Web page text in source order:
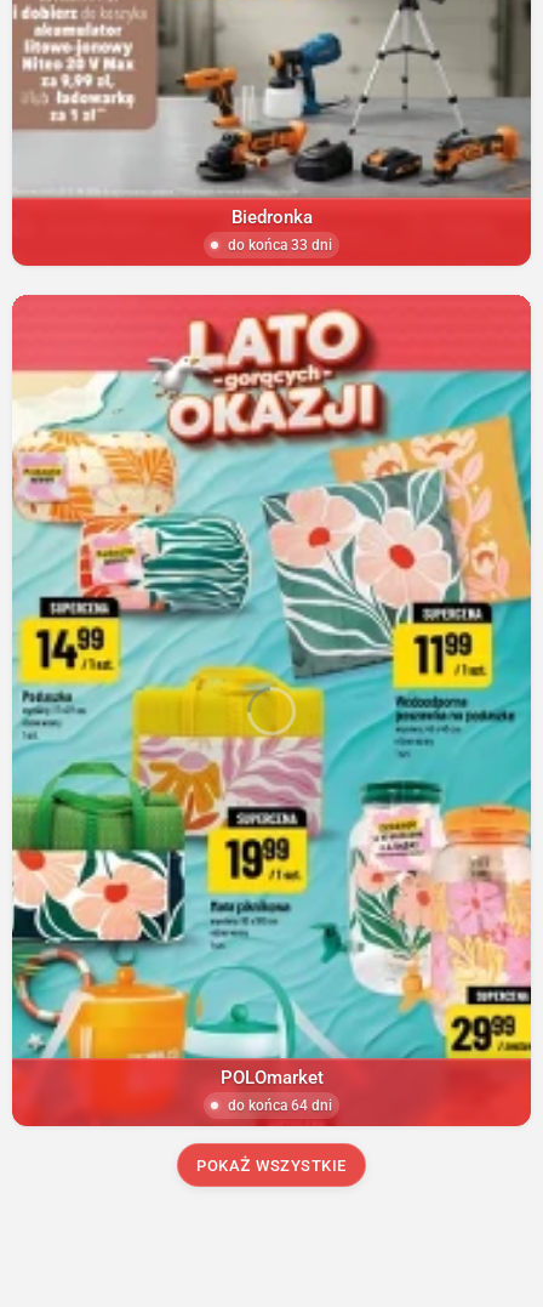
Biedronka
do końca 33 dni
POLOmarket
do końca 64 dni
POKAŻ WSZYSTKIE